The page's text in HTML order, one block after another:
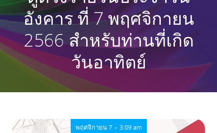
อังคาร ที่ 7 พฤศจิกายน
2566 สำหรับท่านที่เกิด
วันอาทิตย์
พฤศจิกายน 7 - 3:09 am